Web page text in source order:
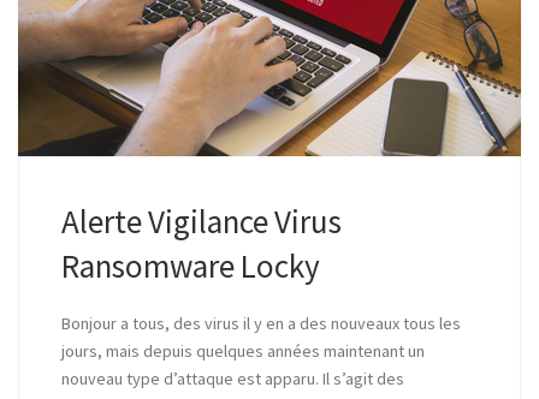
Alerte Vigilance Virus
Ransomware Locky
Bonjour a tous, des virus il y en a des nouveaux tous les
jours, mais depuis quelques années maintenant un
nouveau type d’attaque est apparu. Il s’agit des